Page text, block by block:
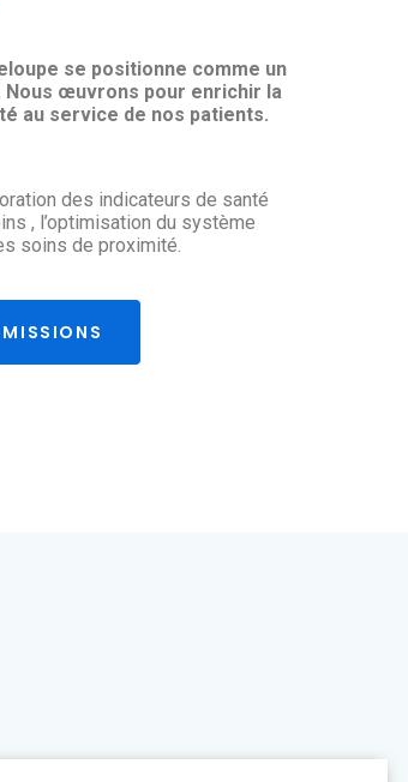
se positionne comme un
Nous œuvrons pour enrichir la
au service de nos patients.
des indicateurs de santé
, l’optimisation du système
soins de proximité.